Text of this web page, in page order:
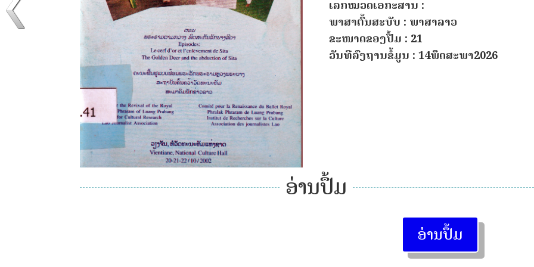
ເລກໝວດເອກະສານ :
ພາສາຕົ້ນສະບັບ : ພາສາລາວ
ຂະໜາດຂອງປື້ມ : 21
ວັນທີລົງຖານຂໍ້ມູນ : 14ພຶດສະພາ2026
ອ່ານປຶ້ມ
ອ່ານປຶ້ມ